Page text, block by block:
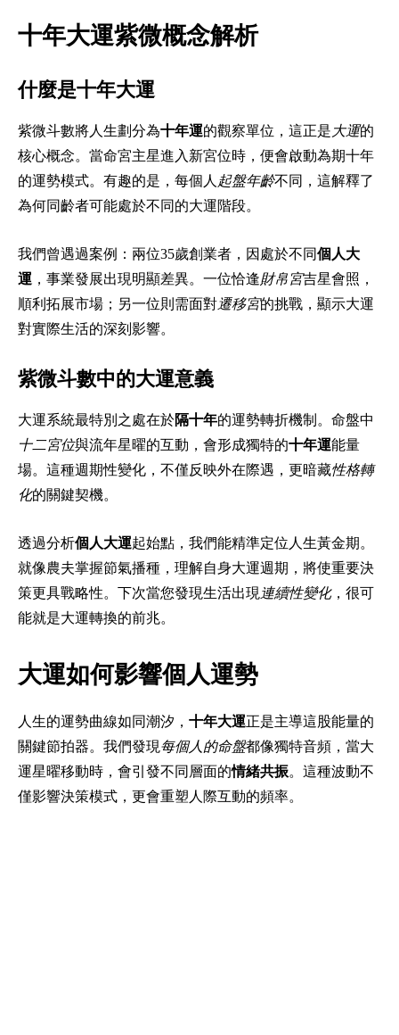
十年大運紫微概念解析
什麼是十年大運
紫微斗數將人生劃分為十年運的觀察單位，這正是 大運的
核心概念。當命宮主星進入新宮位時，便會啟動為期十年
的運勢模式。有趣的是，每個人 起盤年齡不同，這解釋了
為何同齡者可能處於不同的大運階段。
我們曾遇過案例：兩位35歲創業者，因處於不同個人大
運 ，事業發展出現明顯差異。一位恰逢財帛宮吉星會照，
順利拓展市場；另一位則需面對遷移宮的挑戰，顯示大運
對實際生活的深刻影響。
紫微斗數中的大運意義
大運系統最特別之處在於隔十年的運勢轉折機制。命盤中
十二宮位與流年星曜的互動，會形成獨特的十年運能量
場。這種週期性變化，不僅反映外在際遇，更暗藏性格轉
化的關鍵契機。
透過分析個人大運起始點，我們能精準定位人生黃金期。
就像農夫掌握節氣播種，理解自身大運週期，將使重要決
策更具戰略性。下次當您發現生活出現 連續性變化，很可
能就是大運轉換的前兆。
大運如何影響個人運勢
人生的運勢曲線如同潮汐， 十年大運正是主導這股能量的
關鍵節拍器。我們發現每個人的命盤都像獨特音頻，當大
運星曜移動時，會引發不同層面的情緒共振。這種波動不
僅影響決策模式，更會重塑人際互動的頻率。